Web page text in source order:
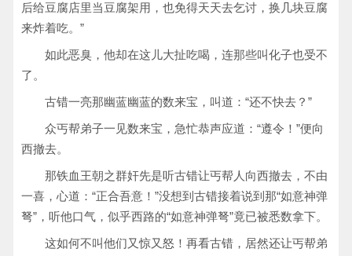
后给豆腐店里当豆腐架用，也免得天天去乞讨，换几块豆腐
来炸着吃。”
如此恶臭，他却在这儿大扯吃喝，连那些叫化子也受不
了。
古错一亮那幽蓝幽蓝的数来宝，叫道：“还不快去？”
众丐帮弟子一见数来宝，急忙恭声应道：“遵令！”便向
西撤去。
那铁血王朝之群奸先是听古错让丐帮人向西撤去，不由
一喜，心道：“正合吾意！”没想到古错接着说到那“如意神弹
弩”，听他口气，似乎西路的“如意神弹弩”竟已被悉数拿下。
这如何不叫他们又惊又怒！再看古错，居然还让丐帮弟